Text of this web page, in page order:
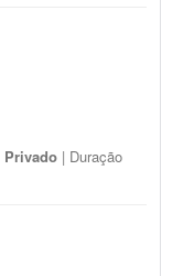
Privado | Duração